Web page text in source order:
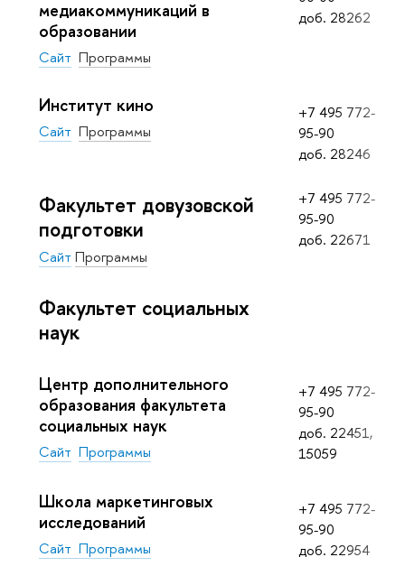
медиакоммуникаций в
образовании
Сайт Программы
доб. 28262
Институт кино
Сайт Программы
+7 495 772-
95-90
доб. 28246
Факультет довузовской
подготовки
Сайт Программы
+7 495 772-
95-90
доб. 22671
Факультет социальных
наук
Центр дополнительного
образования факультета
социальных наук
Сайт Программы
+7 495 772-
95-90
доб. 22451,
15059
Школа маркетинговых
исследований
СайтПрограммы
+7 495 772-
95-90
доб. 22954